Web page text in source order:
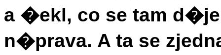
a �ekl, co se tam
n�prava. A ta se